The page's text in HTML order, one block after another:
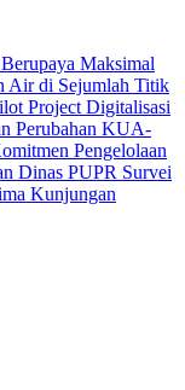
Maksimal
Air di Sejumlah Titik
Project Digitalisasi
Perubahan KUA-
Pengelolaan
Dinas PUPR Survei
Kunjungan